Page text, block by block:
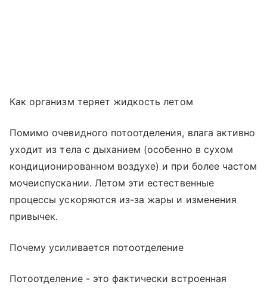
Как организм теряет жидкость летом
Помимо очевидного потоотделения, влага активно
уходит из тела с дыханием (особенно в сухом
кондиционированном воздухе) и при более частом
мочеиспускании. Летом эти естественные
процессы ускоряются из-за жары и изменения
привычек.
Почему усиливается потоотделение
Потоотделение - это фактически встроенная